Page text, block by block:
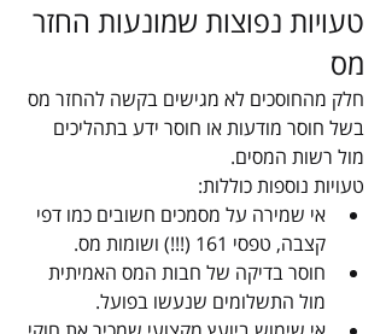
טעויות נפוצות שמונעות החזר
מס
חלק מהחוסכים לא מגישים בקשה להחזר מס
בשל חוסר מודעות או חוסר ידע בתהליכים
מול רשות המסים.
טעויות נוספות כוללות:
אי שמירה על מסמכים חשובים כמו דפי
קצבה, טפסי 161 (!!!) ושומות מס.
חוסר בדיקה של חבות המס האמיתית
מול התשלומים שנעשו בפועל.